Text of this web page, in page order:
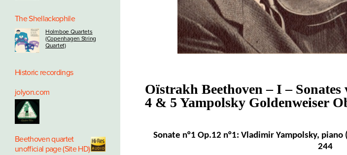
The Shellackophile
Holmboe Quartets
(Copenhagen String
Quartet)
Historic recordings
jolyon.com
Beethoven quartet
unofficial page (Site HD)
Oïstrakh Beethoven – I – Sonates
4 & 5 Yampolsky Goldenweiser
Sonate n°1 Op.12 n°1: Vladimir Yampolsky,
244